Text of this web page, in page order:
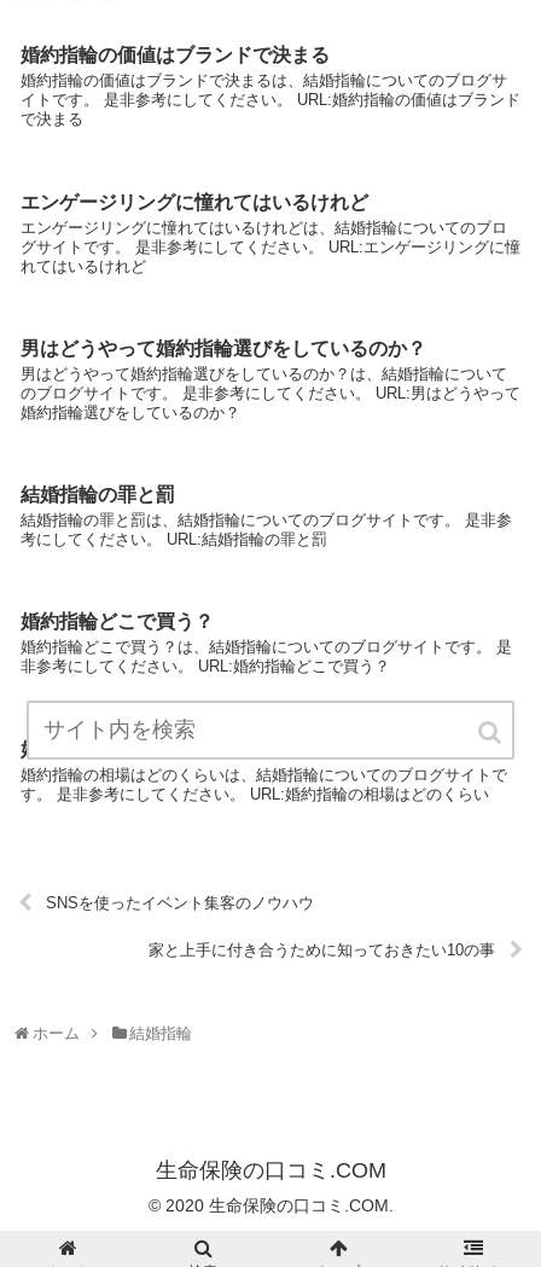
婚約指輪の価値はブランドで決まる
婚約指輪の価値はブランドで決まるは、結婚指輪についてのブログサ
イトです。 是非参考にしてください。 URL:婚約指輪の価値はブランド
で決まる
エンゲージリングに憧れてはいるけれど
エンゲージリングに憧れてはいるけれどは、結婚指輪についてのブロ
グサイトです。 是非参考にしてください。 URL:エンゲージリングに憧
れてはいるけれど
男はどうやって婚約指輪選びをしているのか？
男はどうやって婚約指輪選びをしているのか？は、結婚指輪について
のブログサイトです。 是非参考にしてください。 URL:男はどうやって
婚約指輪選びをしているのか？
結婚指輪の罪と罰
結婚指輪の罪と罰は、結婚指輪についてのブログサイトです。 是非参
考にしてください。 URL:結婚指輪の罪と罰
婚約指輪どこで買う？
婚約指輪どこで買う？は、結婚指輪についてのブログサイトです。 是
非参考にしてください。 URL:婚約指輪どこで買う？
婚約指輪の相場はどのくらい
婚約指輪の相場はどのくらいは、結婚指輪についてのブログサイトで
す。 是非参考にしてください。 URL:婚約指輪の相場はどのくらい
SNSを使ったイベント集客のノウハウ
家と上手に付き合うために知っておきたい10の事
ホーム 結婚指輪
生命保険の口コミ.COM
© 2020 生命保険の口コミ.COM.